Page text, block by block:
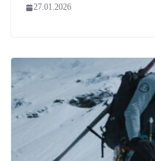
27.01.2026